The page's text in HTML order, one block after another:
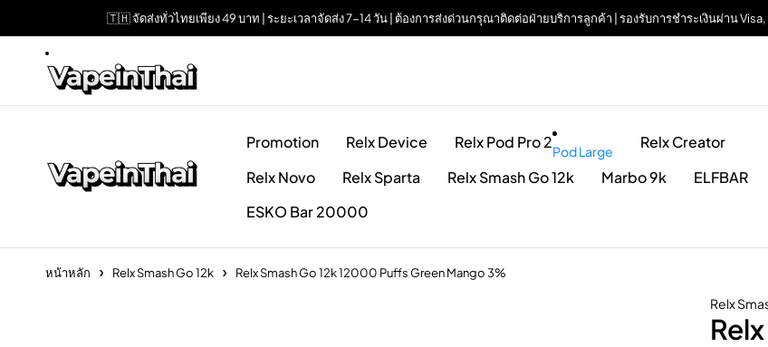
🇹🇭 จัดส่งทั่วไทยเพียง 49 บาท | ระยะเวลาจัดส่ง 7-14 วัน | ต้องการส่งด่วนกรุณาติดต่อฝ่ายบริการลูกค้า | รองรับการชำระเงินผ่าน Visa,
Promotion Relx Device Relx Pod Pro 2Pod Large
Relx Creator
Relx Novo
Relx Sparta Relx Smash Go 12k Marbo 9k
ELFBAR
ESKO Bar 20000
หน้าหลัก Relx Smash Go 12k Relx Smash Go 12k 12000 Puffs Green Mango 3%
Relx